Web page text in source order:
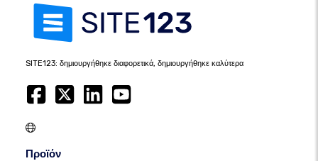
SITE123: δημιουργήθηκε διαφορετικά, δημιουργήθηκε καλύτερα
Προϊόν